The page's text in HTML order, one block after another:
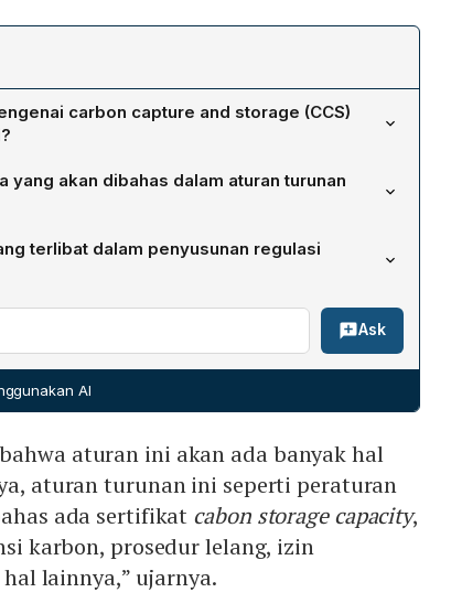
carbon capture and storage (CCS)
Direktorat Jenderal Migas, regulasi
awal Mei dan diharapkan selesai dalam dua
yang akan dibahas dalam aturan turunan
sertifikat carbon storage capacity, prosedur
lelang, izin eksplorasi, serta aturan terkait
hal tersebut akan dimuat dalam satu peraturan
Peraturan Menteri.
terlibat dalam penyusunan regulasi
harmonisasi melibatkan Kementerian Lingkungan
Investasi, Kementerian Kelautan dan Perikanan,
Ruang, serta Kementerian Perhubungan yang
Ask
AI
aturan ini akan ada banyak hal
aturan turunan ini seperti peraturan
ada sertifikat cabon storage capacity,
karbon, prosedur lelang, izin
lainnya,” ujarnya.